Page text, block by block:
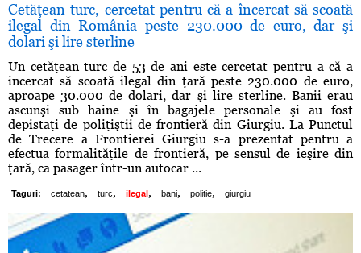
Cetăţean turc, cercetat pentru că a încercat să scoată
ilegal din România peste 230.000 de euro, dar şi
dolari şi lire sterline
Un cetăţean turc de 53 de ani este cercetat pentru a că a
incercat să scoată ilegal din ţară peste 230.000 de euro,
aproape 30.000 de dolari, dar şi lire sterline. Banii erau
ascunşi sub haine şi în bagajele personale şi au fost
depistaţi de poliţiştii de frontieră din Giurgiu. La Punctul
de Trecere a Frontierei Giurgiu s-a prezentat pentru a
efectua formalităţile de frontieră, pe sensul de ieşire din
ţară, ca pasager într-un autocar ...
Taguri: cetatean, turc, ilegal , bani, politie, giurgiu